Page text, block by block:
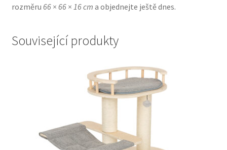
rozměru 66 × 66 × 16 cm a objednejte ještě dnes.
Související produkty